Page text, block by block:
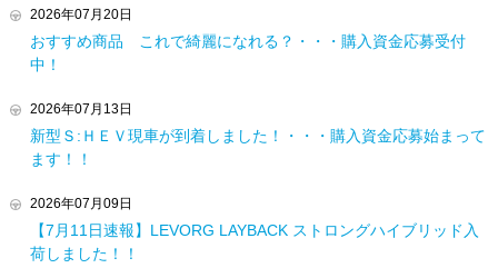
2026年07月20日
おすすめ商品 これで綺麗になれる？・・・購入資金応募受付
中！
2026年07月13日
新型Ｓ:ＨＥＶ現車が到着しました！・・・購入資金応募始まって
ます！！
2026年07月09日
【7月11日速報】LEVORG LAYBACK ストロングハイブリッド入
荷しました！！